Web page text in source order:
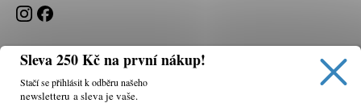
Sleva 250 Kč na první nákup!
Stačí se přihlásit k odběru našeho
newsletteru a sleva je vaše.